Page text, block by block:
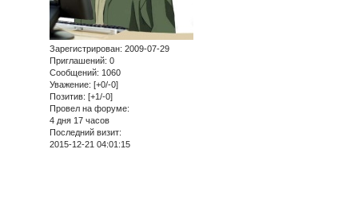
Зарегистрирован: 2009-07-29
Приглашений: 0
Сообщений: 1060
Уважение: [+0/-0]
Позитив: [+1/-0]
Провел на форуме:
4 дня 17 часов
Последний визит:
2015-12-21 04:01:15